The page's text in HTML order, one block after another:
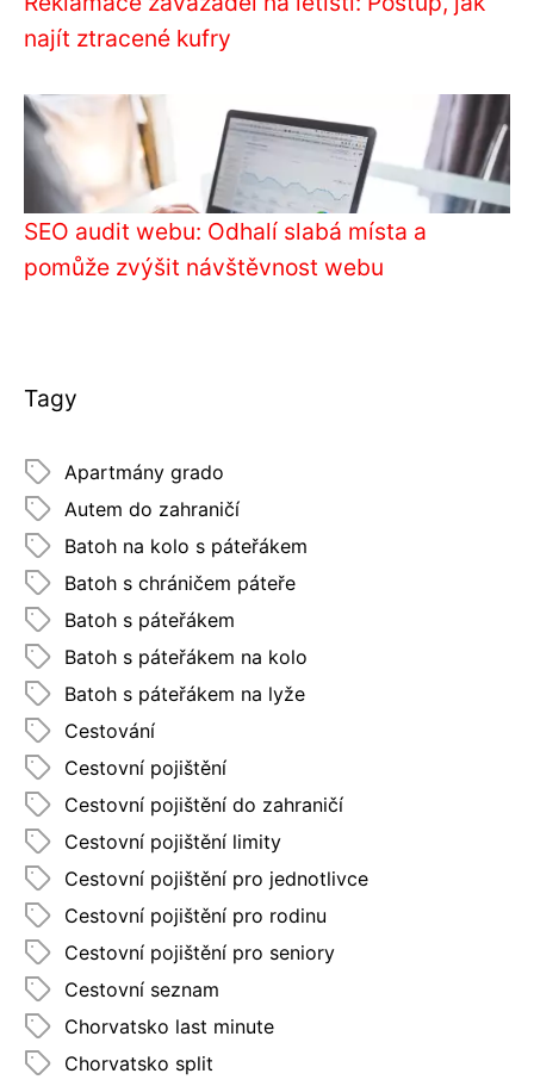
najít ztracené kufry
SEO audit webu: Odhalí slabá místa a
pomůže zvýšit návštěvnost webu
Tagy
Apartmány grado
Autem do zahraničí
Batoh na kolo s páteřákem
Batoh s chráničem páteře
Batoh s páteřákem
Batoh s páteřákem na kolo
Batoh s páteřákem na lyže
Cestování
Cestovní pojištění
Cestovní pojištění do zahraničí
Cestovní pojištění limity
Cestovní pojištění pro jednotlivce
Cestovní pojištění pro rodinu
Cestovní pojištění pro seniory
Cestovní seznam
Chorvatsko last minute
Chorvatsko split